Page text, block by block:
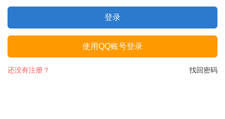
登录
使用QQ账号登录
找回密码
还没有注册？